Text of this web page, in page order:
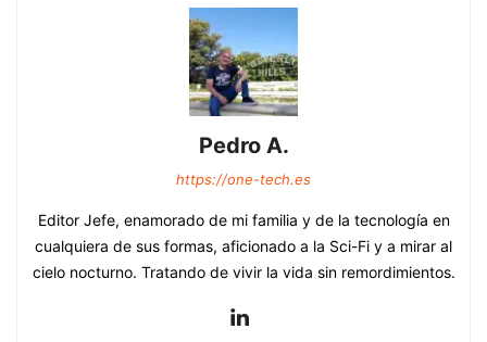
Pedro A.
https://one-tech.es
Editor Jefe, enamorado de mi familia y de la tecnología en
cualquiera de sus formas, aficionado a la Sci-Fi y a mirar al
cielo nocturno. Tratando de vivir la vida sin remordimientos.